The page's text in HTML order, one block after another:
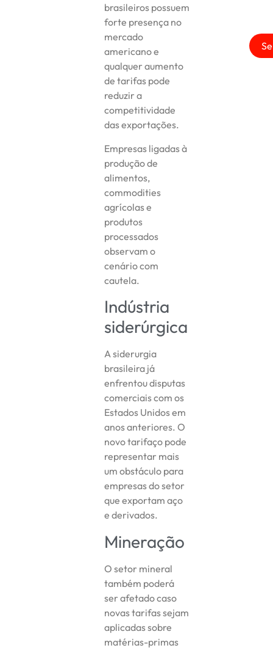
brasileiros possuem
forte presença no
mercado
americano e
qualquer aumento
de tarifas pode
reduzir a
competitividade
das exportações.
Empresas ligadas à
produção de
alimentos,
commodities
agrícolas e
produtos
processados
observam o
cenário com
cautela.
Indústria
siderúrgica
A siderurgia
brasileira já
enfrentou disputas
comerciais com os
Estados Unidos em
anos anteriores. O
novo tarifaço pode
representar mais
um obstáculo para
empresas do setor
que exportam aço
e derivados.
Mineração
O setor mineral
também poderá
ser afetado caso
novas tarifas sejam
aplicadas sobre
matérias-primas